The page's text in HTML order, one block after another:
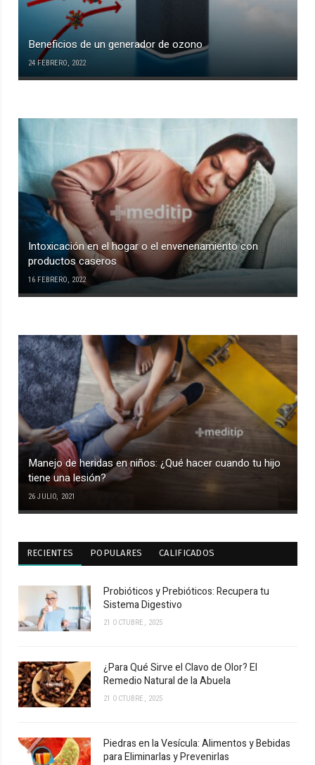
Beneficios de un generador de ozono
24 FEBRERO, 2022
Intoxicación en el hogar o el envenenamiento con
productos caseros
16 FEBRERO, 2022
Manejo de heridas en niños: ¿Qué hacer cuando tu hijo
tiene una lesión?
26 JULIO, 2021
RECIENTES POPULARES CALIFICADOS
Probióticos y Prebióticos: Recupera tu
Sistema Digestivo
21 OCTUBRE, 2025
¿Para Qué Sirve el Clavo de Olor? El
Remedio Natural de la Abuela
21 OCTUBRE, 2025
Piedras en la Vesícula: Alimentos y Bebidas
para Eliminarlas y Prevenirlas